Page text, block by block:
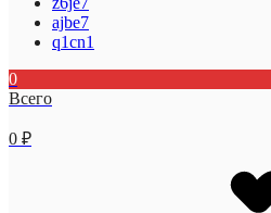
ajbe7
q1cn1
0
Всего
0 ₽